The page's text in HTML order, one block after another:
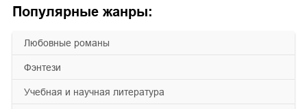
Популярные жанры:
любовные романы
фэнтези
учебная и научная литература